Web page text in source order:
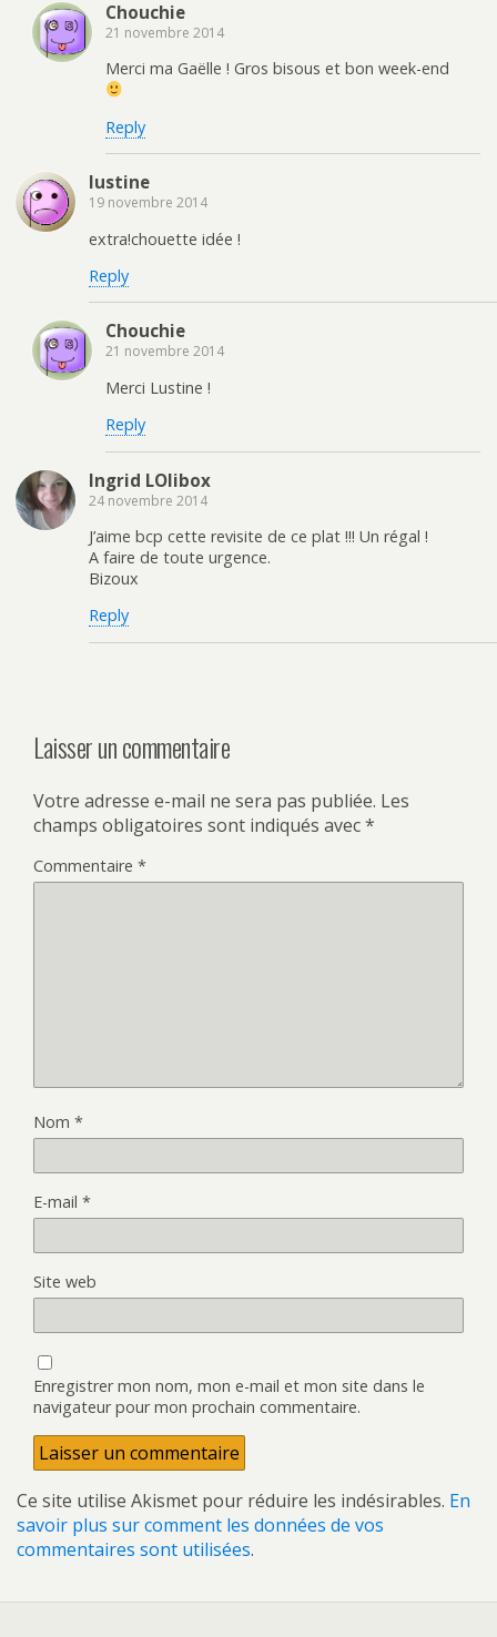
Chouchie
21 novembre 2014
Merci ma Gaëlle ! Gros bisous et bon week-end
Reply
lustine
19 novembre 2014
extra!chouette idée !
Reply
Chouchie
21 novembre 2014
Merci Lustine !
Reply
Ingrid LOlibox
24 novembre 2014
J’aime bcp cette revisite de ce plat !!! Un régal !
A faire de toute urgence.
Bizoux
Reply
Laisser un commentaire
Votre adresse e-mail ne sera pas publiée. Les
champs obligatoires sont indiqués avec*
Commentaire *
Nom *
E-mail *
Site web
Enregistrer mon nom, mon e-mail et mon site dans le
navigateur pour mon prochain commentaire.
Ce site utilise Akismet pour réduire les indésirables. En
savoir plus sur comment les données de vos
commentaires sont utilisées.